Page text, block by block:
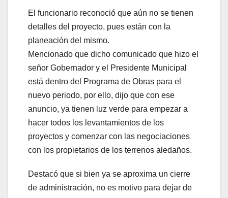
El funcionario reconoció que aún no se tienen
detalles del proyecto, pues están con la
planeación del mismo.
Mencionado que dicho comunicado que hizo el
señor Gobernador y el Presidente Municipal
está dentro del Programa de Obras para el
nuevo periodo, por ello, dijo que con ese
anuncio, ya tienen luz verde para empezar a
hacer todos los levantamientos de los
proyectos y comenzar con las negociaciones
con los propietarios de los terrenos aledaños.
Destacó que si bien ya se aproxima un cierre
de administración, no es motivo para dejar de